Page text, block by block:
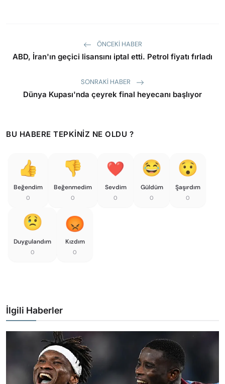
ÖNCEKI HABER
ABD, İran'ın geçici lisansını iptal etti. Petrol fiyatı fırladı
SONRAKI HABER
Dünya Kupası'nda çeyrek final heyecanı başlıyor
BU HABERE TEPKINIZ NE OLDU ?
Beğendim
0
Beğenmedim
0
Sevdim
0
Güldüm
0
Şaşırdım
0
Duygulandım
0
Kızdım
0
İlgili Haberler